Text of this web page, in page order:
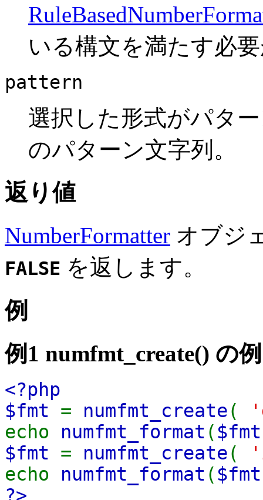
いる構文を満たす必
pattern
選択した形式がパタ
のパターン文字列。
返り値
NumberFormatter オブジ
FALSE を返します。
例
例1 numfmt_create() の例
<?php
$fmt = numfmt_create(
echo numfmt_format ( $fmt
$fmt = numfmt_create(
echo numfmt_format ( $fmt
?>